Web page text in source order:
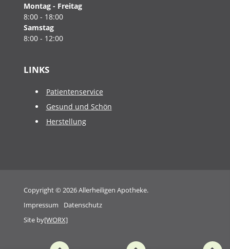
Montag - Freitag
8:00 - 18:00
Samstag
8:00 - 12:00
LINKS
Patientenservice
Gesund und Schön
Herstellung
Copyright © 2026 Allerheiligen Apotheke.
Impressum
Datenschutz
Site by[WORX]